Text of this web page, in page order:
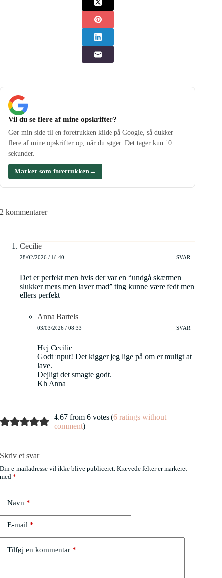
Vil du se flere af mine opskrifter?
Gør min side til en foretrukken kilde på Google, så dukker
flere af mine opskrifter op, når du søger. Det tager kun 10
sekunder.
Marker som foretrukken→
2 kommentarer
Cecilie
28/02/2026 / 18:40 SVAR
Det er perfekt men hvis der var en “undgå skærmen
slukker mens men laver mad” ting kunne være fedt men
ellers perfekt
Anna Bartels
03/03/2026 / 08:33 SVAR
Hej Cecilie
Godt input! Det kigger jeg lige på om er muligt at
lave.
Dejligt det smagte godt.
Kh Anna
4.67 from 6 votes (6 ratings without
comment)
Skriv et svar
Din e-mailadresse vil ikke blive publiceret. Krævede felter er markeret
med *
Navn*
E-mail*
Tilføj en kommentar *